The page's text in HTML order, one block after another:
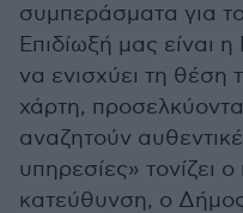
συμπεράσματα για
Επιδίωξή μας είναι
να ενισχύει τη θέση
χάρτη,
αναζητούν
υπηρεσίες» τονίζει
κατεύθυνση, ο